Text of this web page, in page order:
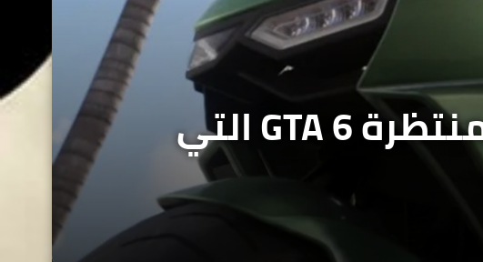
كل ماتود ان تعرفه حتى الآن عن اللعبة المنتظرة GTA 6 التي